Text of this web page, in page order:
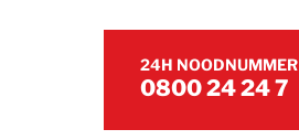
24H NOODNUMMER
0800 24 24 7